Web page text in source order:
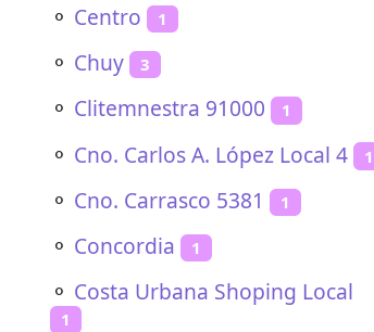
⚬ Centro 1
⚬ Chuy 3
⚬ Clitemnestra 91000 1
⚬ Cno. Carlos A. López Local 4 1
⚬ Cno. Carrasco 5381 1
⚬ Concordia 1
⚬ Costa Urbana Shoping Local
1